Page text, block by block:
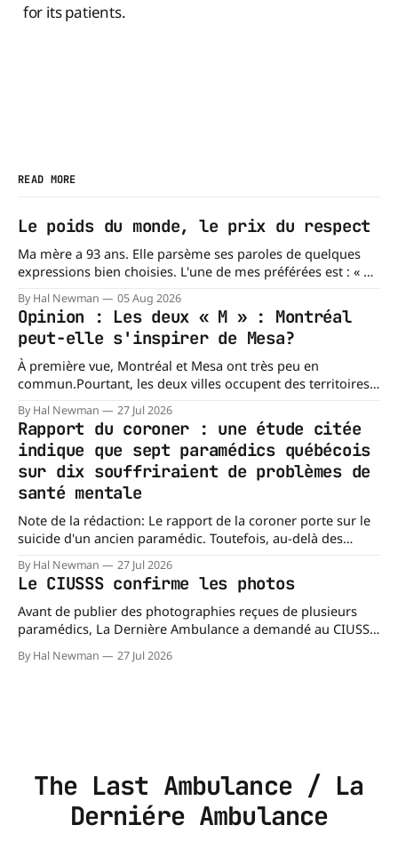
for its patients.
READ MORE
Le poids du monde, le prix du respect
Ma mère a 93 ans. Elle parsème ses paroles de quelques
expressions bien choisies. L'une de mes préférées est : « À
évoque la folie, les lubies, les absurdités de la vie. Chacun
porte les siennes. Elle en a d'
By Hal Newman 05 Aug 2026
Opinion : Les deux « M » : Montréal
peut-elle s'inspirer de Mesa?
À première vue, Montréal et Mesa ont très peu en
commun.Pourtant, les deux villes occupent des territoires
(138,7 milles carrés), alors que l'île de Montréal s'étend sur
près de 499 km². La différence n'est
By Hal Newman 27 Jul 2026
Rapport du coroner : une étude citée
indique que sept paramédics québécois
sur dix souffriraient de problèmes de
santé mentale
Note de la rédaction: Le rapport de la coroner porte sur le
suicide d'un ancien paramédic. Toutefois, au-delà des
une question plus large : les blessures psychologiques chez
les paramédics et les mécanismes de soutien qui leur
By Hal Newman 27 Jul 2026
Le CIUSSS confirme les photos
Avant de publier des photographies reçues de plusieurs
paramédics, La Dernière Ambulance a demandé au CIUSSS
ainsi que leur utilisation. Dans un courriel transmis à La
By Hal Newman 27 Jul 2026
The Last Ambulance / La
Derniére Ambulance